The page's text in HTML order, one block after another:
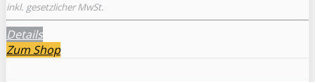
inkl. gesetzlicher MwSt.
Details
Zum Shop